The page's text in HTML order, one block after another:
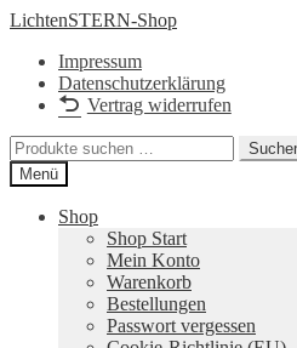
Zur
springen
Zum
springen
LichtenSTERN-Shop
Impressum
Datenschutzerklärung
Vertrag widerrufen
Suchen
nach:
Menü
Shop
Shop Start
Mein Konto
Warenkorb
Bestellungen
Passwort vergessen